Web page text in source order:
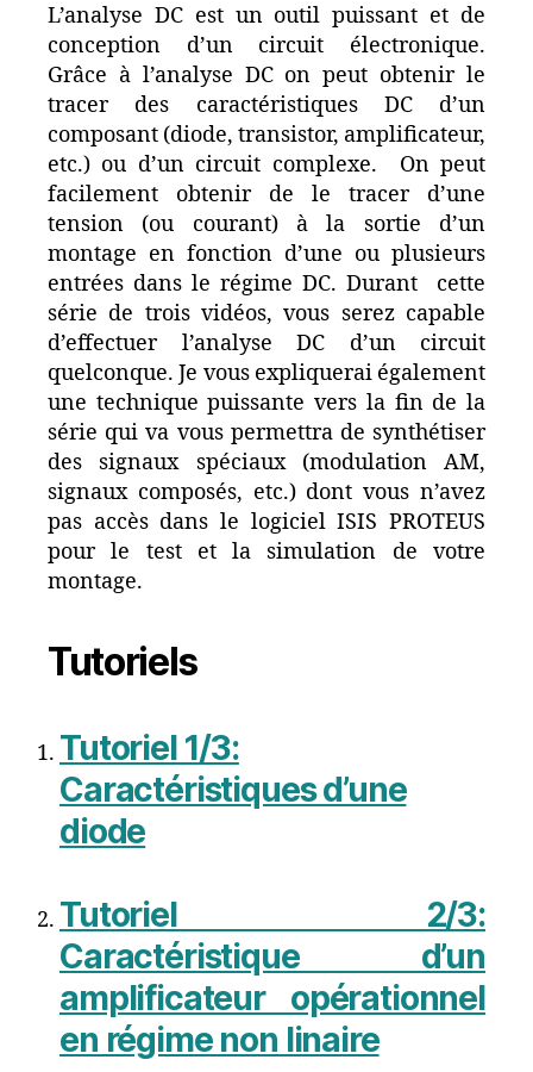
L’analyse DC est un outil puissant et de
conception d’un circuit électronique.
Grâce à l’analyse DC on peut obtenir le
tracer des caractéristiques DC d’un
composant (diode, transistor, amplificateur,
etc.) ou d’un circuit complexe. On peut
facilement obtenir de le tracer d’une
tension (ou courant) à la sortie d’un
montage en fonction d’une ou plusieurs
entrées dans le régime DC. Durant cette
série de trois vidéos, vous serez capable
d’effectuer l’analyse DC d’un circuit
quelconque. Je vous expliquerai également
une technique puissante vers la fin de la
série qui va vous permettra de synthétiser
des signaux spéciaux (modulation AM,
signaux composés, etc.) dont vous n’avez
pas accès dans le logiciel ISIS PROTEUS
pour le test et la simulation de votre
montage.
Tutoriels
Tutoriel 1/3:
Caractéristiques d’une
diode
Tutoriel 2/3:
Caractéristique d’un
amplificateur opérationnel
en régime non linaire